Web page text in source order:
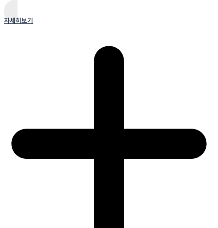
자세히보기